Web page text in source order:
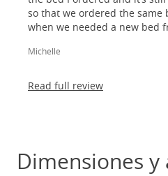
so that we ordered the same
when we needed a new bed
Michelle
Read full review
Dimensiones